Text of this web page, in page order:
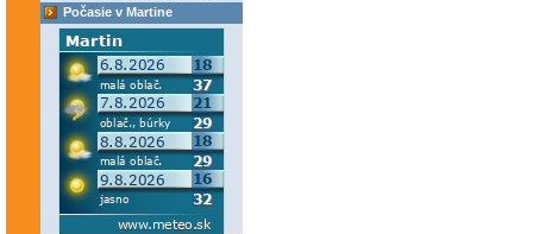
Počasie v Martine